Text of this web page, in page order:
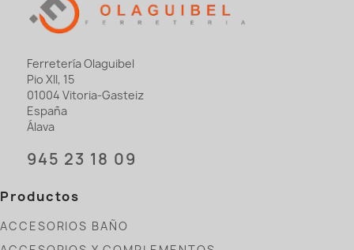
Ferretería Olaguibel
Pio XII, 15
01004 Vitoria-Gasteiz
España
Álava
945 23 18 09
Productos
ACCESORIOS BAÑO